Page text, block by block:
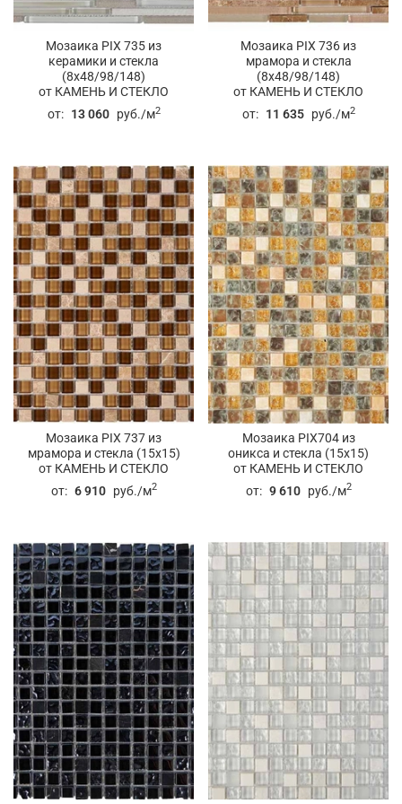
Мозаика PIX 735 из
керамики и стекла
(8x48/98/148)
от КАМЕНЬ И СТЕКЛО
от: 13 060 руб./м2
Мозаика PIX 736 из
мрамора и стекла
(8x48/98/148)
от КАМЕНЬ И СТЕКЛО
от: 11 635 руб./м2
Мозаика PIX 737 из
мрамора и стекла (15x15)
от КАМЕНЬ И СТЕКЛО
от: 6 910 руб./м2
Мозаика PIX704 из
оникса и стекла (15x15)
от КАМЕНЬ И СТЕКЛО
от: 9 610 руб./м2